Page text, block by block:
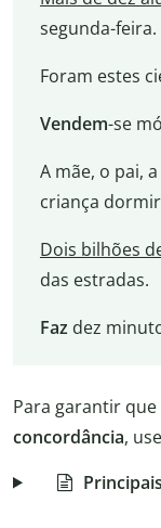
segunda-feira.
Foram estes
Vendem-se
A mãe, o pai,
criança
Dois bilhões
das estradas.
Fazdez
Para garantir
concordância,